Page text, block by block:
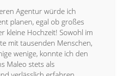
Agentur würde ich
planen, egal ob großes
kleine Hochzeit! Sowohl im
mit tausenden Menschen,
wenige, konnte ich den
Maleo stets als